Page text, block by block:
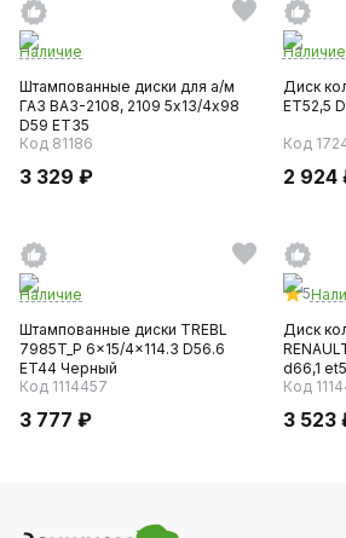
Наличие
Штампованные диски для а/м
ГАЗ ВАЗ-2108, 2109 5х13/4х98
D59 ET35
Код 81186
3 329 ₽
Наличие
Диск
ET52,5
Код
2 924
Наличие
Штампованные диски TREBL
7985T_P 6x15/4x114.3 D56.6
ET44 Черный
Код 1114457
3 777 ₽
5
Диск
d66,1
Код
3 523